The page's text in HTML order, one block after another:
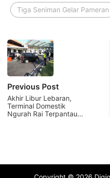
Tiga Seniman Gelar Pameran
Previous Post
Akhir Libur Lebaran,
Terminal Domestik
Ngurah Rai Terpantau…